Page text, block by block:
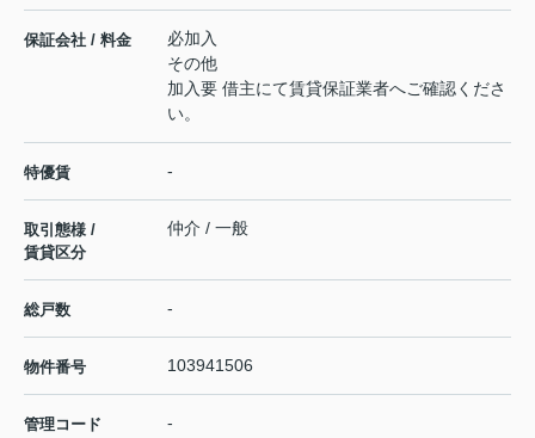
保証会社 / 料金
必加入
その他
加入要 借主にて賃貸保証業者へご確認くださ
い。
特優賃 -
取引態様 /
賃貸区分
仲介 / 一般
総戸数 -
物件番号 103941506
管理コード -